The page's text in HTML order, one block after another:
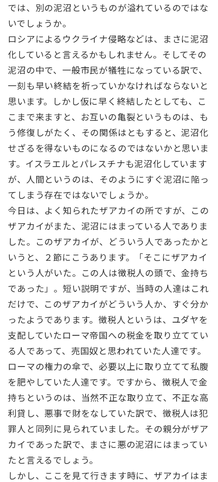
では、別の泥沼というものが溢れているのではな
いでしょうか。
ロシアによるウクライナ侵略などは、まさに泥沼
化していると言えるかもしれません。そしてその
泥沼の中で、一般市民が犠牲になっている訳で、
一刻も早い終結を祈っていかなければならないと
思います。しかし仮に早く終結したとしても、こ
こまで来ますと、お互いの亀裂というものは、も
う修復しがたく、その関係はともすると、泥沼化
せざるを得ないものになるのではないかと思いま
す。イスラエルとパレスチナも泥沼化しています
が、人間というのは、そのようにすぐ泥沼に陥っ
てしまう存在ではないでしょうか。
今日は、よく知られたザアカイの所ですが、この
ザアカイがまた、泥沼にはまっている人でありま
した。このザアカイが、どういう人であったかと
いうと、２節にこうあります。「そこにザアカイ
という人がいた。この人は徴税人の頭で、金持ち
であった」。短い説明ですが、当時の人達はこれ
だけで、このザアカイがどういう人か、すぐ分か
ったようであります。徴税人というは、ユダヤを
支配していたローマ帝国への税金を取り立ててい
る人であって、売国奴と思われていた人達です。
ローマの権力の傘で、必要以上に取り立てて私腹
を肥やしていた人達です。ですから、徴税人で金
持ちというのは、当然不正な取り立て、不正な高
利貸し、悪事で財をなしていた訳で、徴税人は犯
罪人と同列に見られていました。その親分がザア
カイであった訳で、まさに悪の泥沼にはまってい
たと言えるでしょう。
しかし、ここを見て行きます時に、ザアカイはま